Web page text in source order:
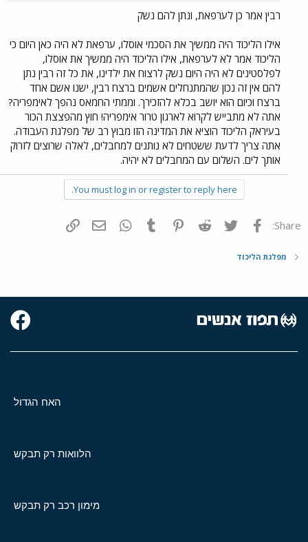
רבין אמר כן לערפאת, ונתן להם נשק
אילו הליכוד היה ממשיך את הסכמי אוסלו, ערפאת לא היה כאן היום כי
הליכוד אמר לא לערפאת, אילו הליכוד היה ממשיך את אוסלו,
לפלסטינים לא היה היום נשק לרצוח את ילדינו, את כל זה רבין נתן
להם אין זה נכון שהמתנחלים אשמים ברצח רבין, ישנו אשם אחד
ברצח וכיום הוא יושב בכלא להזכירך. וממתי החמאס נהפך לאימפריה?
אתה לא מתבייש לקרוא לארגון טרור אימפריה! חוץ מהפצצת הכור
בעיראק הליכוד הוציא את המדינה הזו מבוץ רב של מפלגת העבודה.
אתה צריך לדעת ששטחים לא נותנים למחבלים, לאלה שרוצים לזרוק
אותך לים. השלום עם המחבלים לא יהיה.
You must log in or register to reply here.
Share: פייסבוק Twitter
Reddit
Pinterest
Tumblr
WhatsAppדואר אלקטרוני
מפלגת הליכוד
האח הגדול
הלוואות רק תבקש
מימון רכב רק תבקש